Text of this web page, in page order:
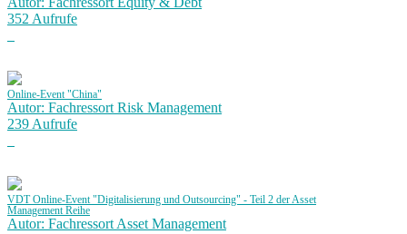
352 Aufrufe
Online-Event "China"
Autor: Fachressort Risk Management
239 Aufrufe
VDT Online-Event "Digitalisierung und Outsourcing" - Teil 2 der Asset
Management Reihe
Autor: Fachressort Asset Management